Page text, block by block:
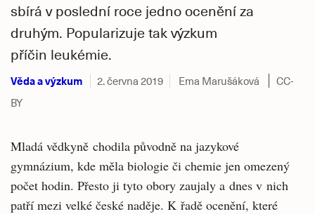
sbírá v poslední roce jedno ocenění za
druhým. Popularizuje tak výzkum
příčin leukémie.
Věda a výzkum 2. června 2019 Ema Marušáková
CC-
BY
Mladá vědkyně chodila původně na jazykové
gymnázium, kde měla biologie či chemie jen omezený
počet hodin. Přesto ji tyto obory zaujaly a dnes v nich
patří mezi velké české naděje. K řadě ocenění, které